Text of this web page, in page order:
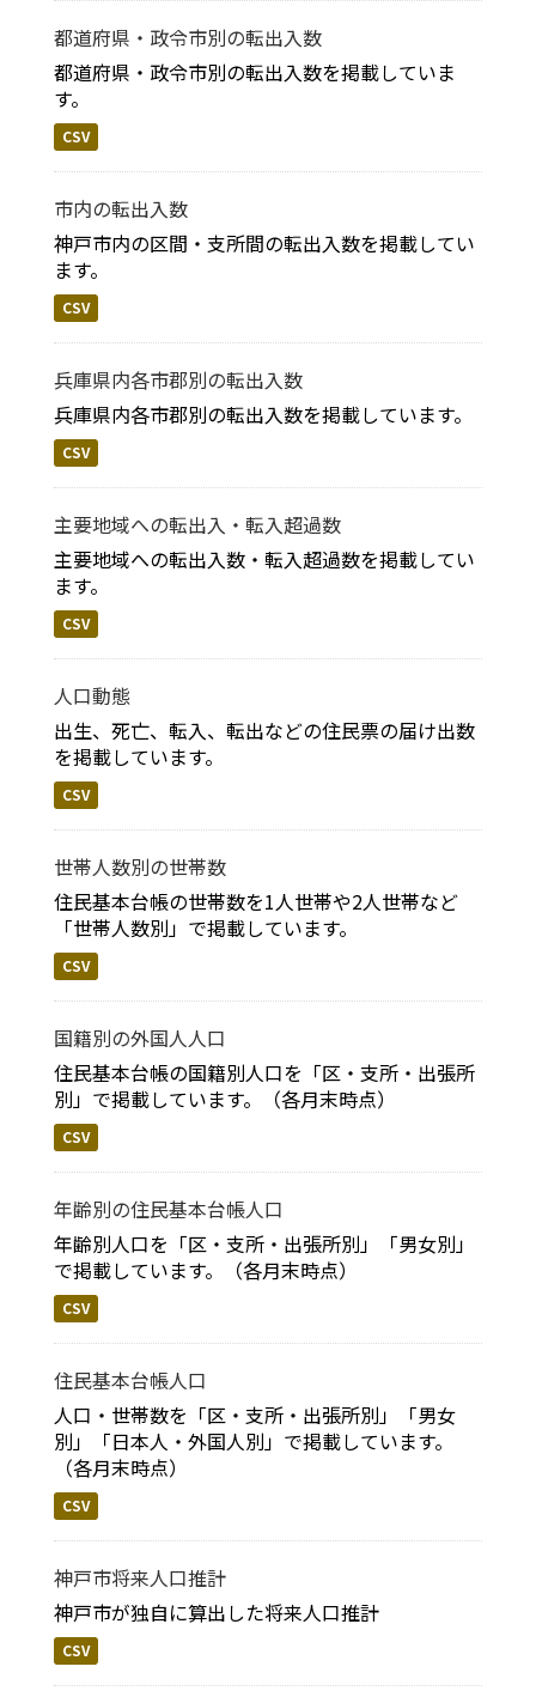
都道府県・政令市別の転出入数
都道府県・政令市別の転出入数を掲載していま
す。
CSV
市内の転出入数
神戸市内の区間・支所間の転出入数を掲載してい
ます。
CSV
兵庫県内各市郡別の転出入数
兵庫県内各市郡別の転出入数を掲載しています。
CSV
主要地域への転出入・転入超過数
主要地域への転出入数・転入超過数を掲載してい
ます。
CSV
人口動態
出生、死亡、転入、転出などの住民票の届け出数
を掲載しています。
CSV
世帯人数別の世帯数
住民基本台帳の世帯数を1人世帯や2人世帯など
「世帯人数別」で掲載しています。
CSV
国籍別の外国人人口
住民基本台帳の国籍別人口を「区・支所・出張所
別」で掲載しています。（各月末時点）
CSV
年齢別の住民基本台帳人口
年齢別人口を「区・支所・出張所別」「男女別」
で掲載しています。（各月末時点）
CSV
住民基本台帳人口
人口・世帯数を「区・支所・出張所別」「男女
別」「日本人・外国人別」で掲載しています。
（各月末時点）
CSV
神戸市将来人口推計
神戸市が独自に算出した将来人口推計
CSV